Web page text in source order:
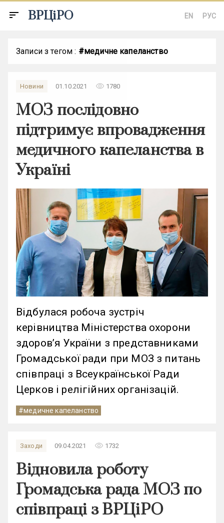
sort ВРЦіРО EN РУС
Записи з тегом : #медичне капеланство
Новини 01.10.2021 remove_red_eye 1780
МОЗ послідовно
підтримує впровадження
медичного капеланства в
Україні
Відбулася робоча зустріч
керівництва Міністерства охорони
здоров’я України з представниками
Громадської ради при МОЗ з питань
співпраці з Всеукраїнської Ради
Церков і релігійних організацій.
#медичне капеланство
Заходи 09.04.2021 remove_red_eye 1732
Відновила роботу
Громадська рада МОЗ по
співпраці з ВРЦіРО